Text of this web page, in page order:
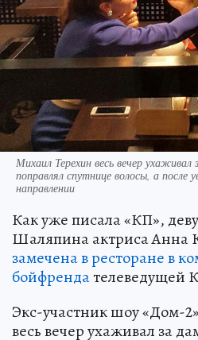
Михаил Терехин весь вечер ухаживал
поправлял спутнице волосы, а после
направлении
Как уже писала «КП»,
Шаляпина актриса Анна
замечена в ресторане в
бойфрендателеведущей
Экс-участник шоу «Дом-
весь вечер ухаживал за